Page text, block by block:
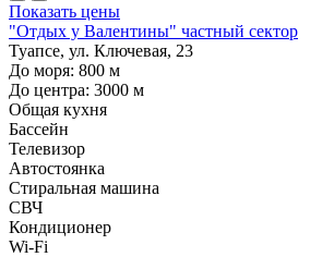
Показать цены
"Отдых у Валентины" частный сектор
Туапсе, ул. Ключевая, 23
До моря: 800 м
До центра: 3000 м
Общая кухня
Бассейн
Телевизор
Автостоянка
Стиральная машина
СВЧ
Кондиционер
Wi-Fi